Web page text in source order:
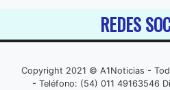
REDES
Copyright 2021 © A1Noticias -
- Teléfono: (54) 011 49163546